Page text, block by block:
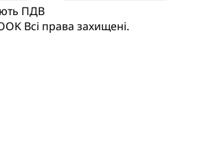
ПДВ
Всі права захищені.